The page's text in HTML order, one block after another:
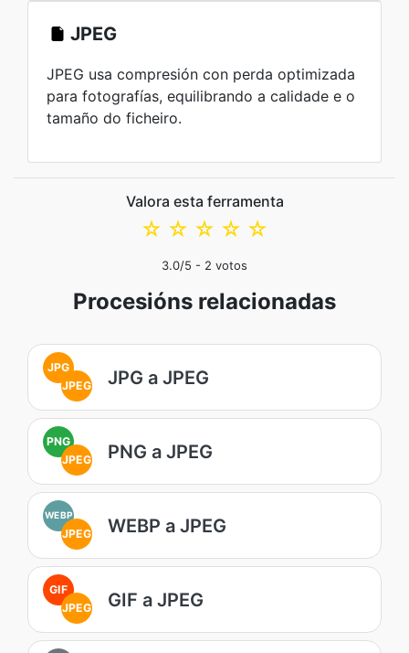
JPEG
JPEG usa compresión con perda optimizada
para fotografías, equilibrando a calidade e o
tamaño do ficheiro.
Valora esta ferramenta
☆
☆
☆
☆
☆
3.0/5 - 2 votos
Procesións relacionadas
JPG
JPEG
JPG a JPEG
PNG
JPEG
PNG a JPEG
WEBP
JPEG WEBP a JPEG
GIF
JPEG
GIF a JPEG